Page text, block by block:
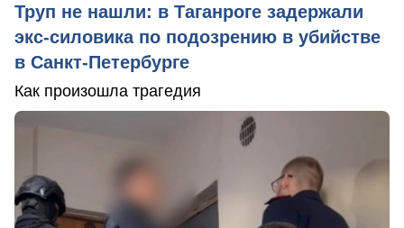
Труп не нашли: в Таганроге задержали
экс-силовика по подозрению в убийстве
в Санкт-Петербурге
Как произошла трагедия